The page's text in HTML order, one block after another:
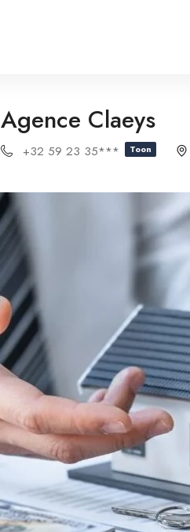
Agence Claeys
+32 59 23 35*** Toon